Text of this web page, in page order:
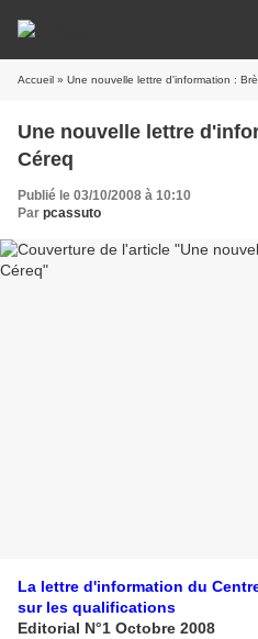
Accueil » Une nouvelle lettre d'information :
Une nouvelle lettre
Céreq
Publié le 03/10/2008 à 10:10
Par pcassuto
La lettre d'information du
sur les qualifications
Editorial N°1 Octobre 2008